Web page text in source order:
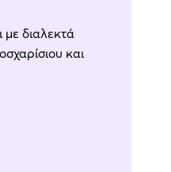
με διαλεκτά
και